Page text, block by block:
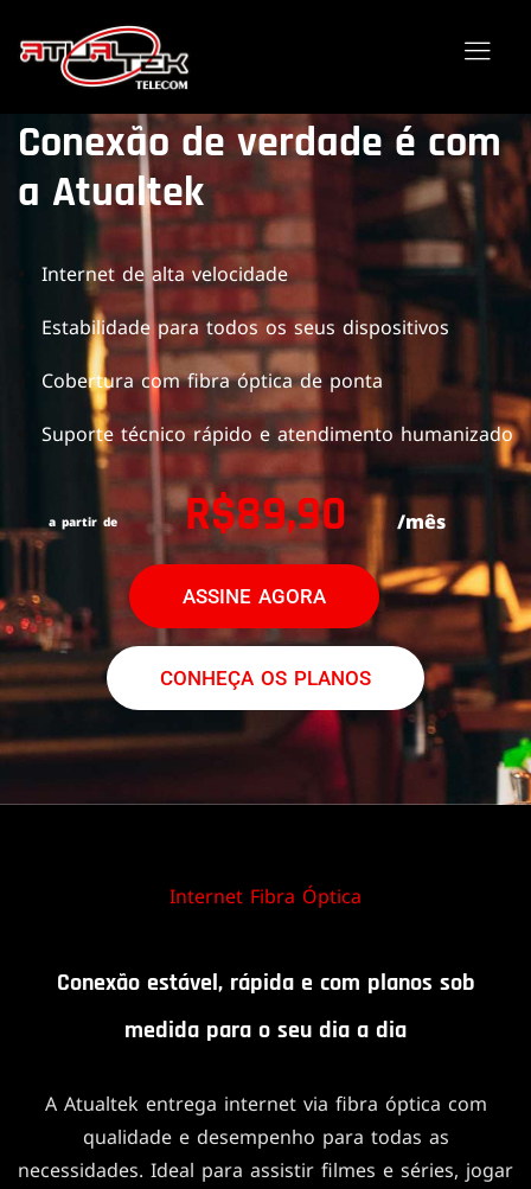
Conexão de verdade é com
a Atualtek
Internet de alta velocidade
Estabilidade para todos os seus dispositivos
Cobertura com fibra óptica de ponta
Suporte técnico rápido e atendimento humanizado
a partir de R$89,90 /mês
ASSINE AGORA
CONHEÇA OS PLANOS
Internet Fibra Óptica
Conexão estável, rápida e com planos sob
medida para o seu dia a dia
A Atualtek entrega internet via fibra óptica com
qualidade e desempenho para todas as
necessidades. Ideal para assistir filmes e séries, jogar